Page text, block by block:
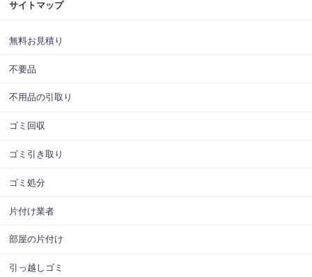
サイトマップ
無料お見積り
不要品
不用品の引取り
ゴミ回収
ゴミ引き取り
ゴミ処分
片付け業者
部屋の片付け
引っ越しゴミ